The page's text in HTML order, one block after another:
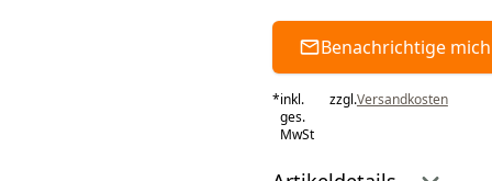
Benachrichtige mich
*inkl.
ges.
MwSt
zzgl.Versandkosten